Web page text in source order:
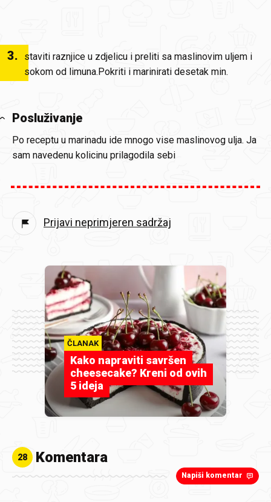
3.
staviti raznjice u zdjelicu i preliti sa maslinovim uljem i
sokom od limuna.Pokriti i marinirati desetak min.
Posluživanje
Po receptu u marinadu ide mnogo vise maslinovog ulja. Ja
sam navedenu kolicinu prilagodila sebi
Prijavi neprimjeren sadržaj
ČLANAK
Kako napraviti savršen
cheesecake? Kreni od ovih
5 ideja
28 Komentara
Napiši komentar